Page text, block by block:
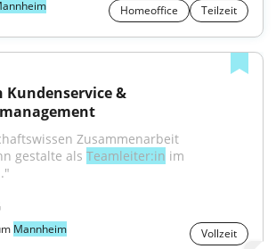
Homeoffice Teilzeit
&
Zusammenarbeit
gestalte als Teamleiter:in im
Mannheim Vollzeit